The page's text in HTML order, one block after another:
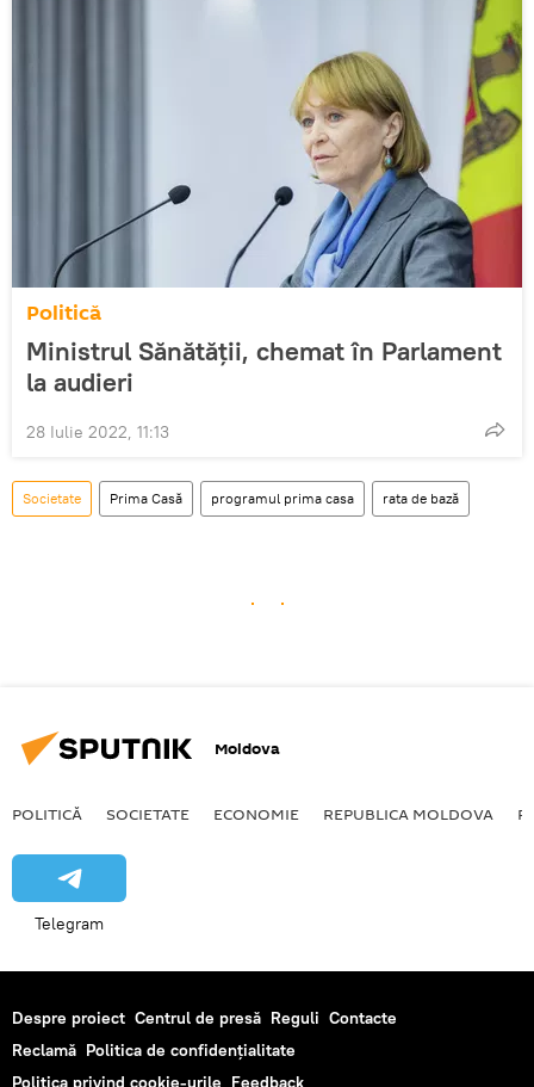
Politică
Ministrul Sănătății, chemat în Parlament
la audieri
28 Iulie 2022, 11:13
Societate Prima Casă programul prima casa rata de bază
Moldova
POLITICĂ SOCIETATE ECONOMIE REPUBLICA MOLDOVA
Telegram
Despre proiect Centrul de presă Reguli Contacte
Reclamă Politica de confidențialitate
Politica privind cookie-urile Feedback